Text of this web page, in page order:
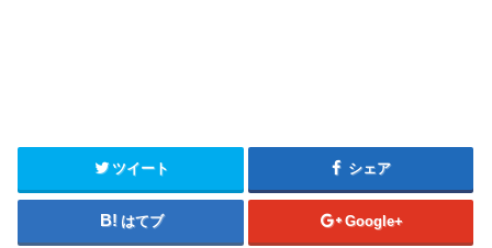
ツイート シェア
はてブ Google+